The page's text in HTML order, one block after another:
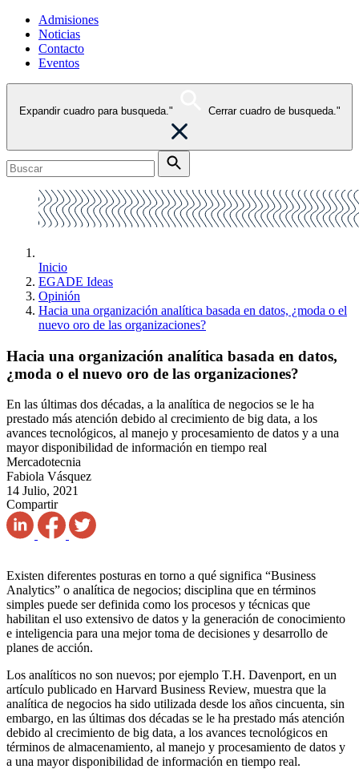
Admisiones
Noticias
Contacto
Eventos
Expandir cuadro para busqueda." Cerrar cuadro de busqueda."
Inicio
EGADE Ideas
Opinión
Hacia una organización analítica basada en datos, ¿moda o el
nuevo oro de las organizaciones?
Hacia una organización analítica basada en datos,
¿moda o el nuevo oro de las organizaciones?
En las últimas dos décadas, a la analítica de negocios se le ha
prestado más atención debido al crecimiento de big data, a los
avances tecnológicos, al manejo y procesamiento de datos y a una
mayor disponibilidad de información en tiempo real
Mercadotecnia
Fabiola Vásquez
14 Julio, 2021
Compartir
Existen diferentes posturas en torno a qué significa “Business
Analytics” o analítica de negocios; disciplina que en términos
simples puede ser definida como los procesos y técnicas que
habilitan el uso extensivo de datos y la generación de conocimiento
e inteligencia para una mejor toma de decisiones y desarrollo de
planes de acción.
Los analíticos no son nuevos; por ejemplo T.H. Davenport, en un
artículo publicado en Harvard Business Review, muestra que la
analítica de negocios ha sido utilizada desde los años cincuenta, sin
embargo, en las últimas dos décadas se le ha prestado más atención
debido al crecimiento de big data, a los avances tecnológicos en
términos de almacenamiento, al manejo y procesamiento de datos y
a una mayor disponibilidad de información en tiempo real.